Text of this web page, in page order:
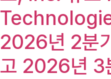
2026년 2분
고 2026년 3